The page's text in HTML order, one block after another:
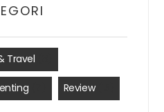
Travel
Review(15)